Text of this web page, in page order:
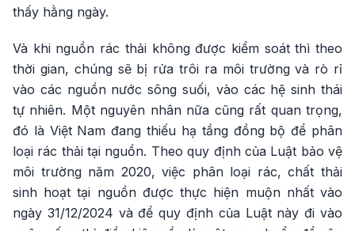
thấy hằng ngày.
Và khi nguồn rác thải không được kiểm soát thì theo
thời gian, chúng sẽ bị rửa trôi ra môi trường và rò rỉ
vào các nguồn nước sông suối, vào các hệ sinh thái
tự nhiên. Một nguyên nhân nữa cũng rất quan trọng,
đó là Việt Nam đang thiếu hạ tầng đồng bộ để phân
loại rác thải tại nguồn. Theo quy định của Luật bảo vệ
môi trường năm 2020, việc phân loại rác, chất thải
sinh hoạt tại nguồn được thực hiện muộn nhất vào
ngày 31/12/2024 và để quy định của Luật này đi vào